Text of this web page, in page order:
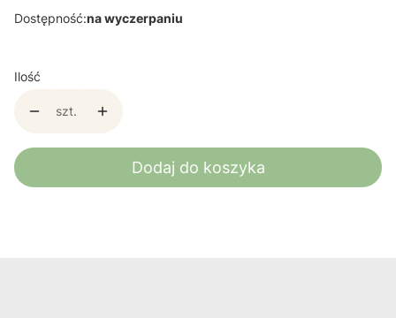
Dostępność:na wyczerpaniu
Ilość
szt.
Dodaj do koszyka